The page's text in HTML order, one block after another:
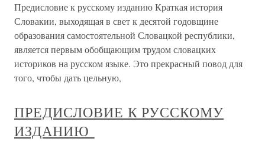
Предисловие к русскому изданию Краткая история
Словакии, выходящая в свет к десятой годовщине
образования самостоятельной Словацкой республики,
является первым обобщающим трудом словацких
историков на русском языке. Это прекрасный повод для
того, чтобы дать цельную,
ПРЕДИСЛОВИЕ К РУССКОМУ
ИЗДАНИЮ